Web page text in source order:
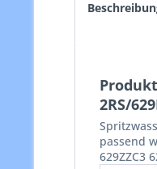
2RS/
passend
629ZZC3